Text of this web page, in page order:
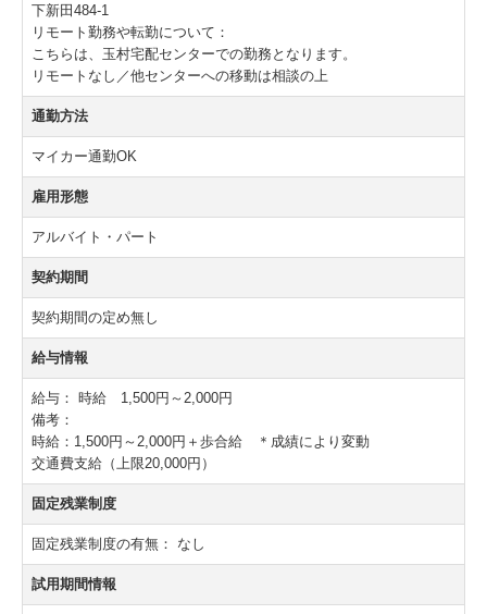
正社員募集！
スタッフインタビュー 2
商品PRスタッフ大募集
二刀流社員・大募集！
業務委託募集！
独立開業支援！
商品PRスタッフ・委託業務
ネット・SNS委託業務
下新田484-1
リモート勤務や転勤について：
こちらは、玉村宅配センターでの勤務となります。
リモートなし／他センターへの移動は相談の上
通勤方法
マイカー通勤OK
雇用形態
アルバイト・パート
契約期間
契約期間の定め無し
給与情報
給与： 時給 1,500円～2,000円
備考：
時給：1,500円～2,000円＋歩合給 ＊成績により変動
交通費支給（上限20,000円）
固定残業制度
固定残業制度の有無： なし
試用期間情報